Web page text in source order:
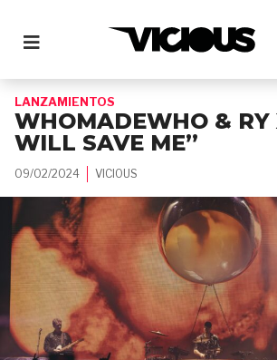
LANZAMIENTOS
WHOMADEWHO &
WILL SAVE ME”
09/02/2024 VICIOUS